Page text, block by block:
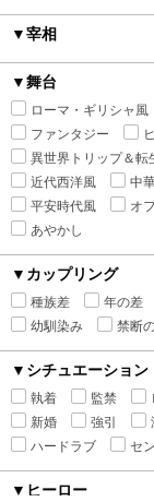
▼宰相
▼舞台
ローマ・ギリシャ風
ファンタジー
異世界トリップ＆転
近代西洋風
中
平安時代風
オ
あやかし
▼カップリング
種族差 年の差
幼馴染み
禁断
▼シチュエーション
執着 監禁
新婚
強引
ハードラブ
セ
▼ヒーロー